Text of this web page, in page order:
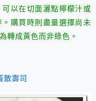
以在切面灑點檸檬汁或
購買時則盡量選擇尚未
轉成黃色而非綠色。
散壽司